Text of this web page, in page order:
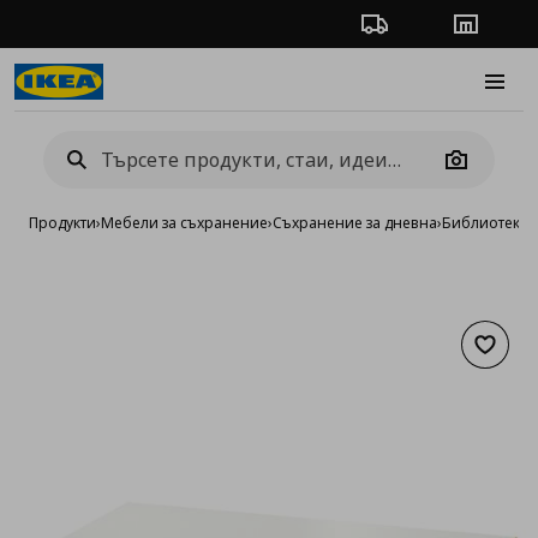
Проследяване на
Camera
Продукти›Мебели за съхранение›Съхранение за дневна›Библиотеки